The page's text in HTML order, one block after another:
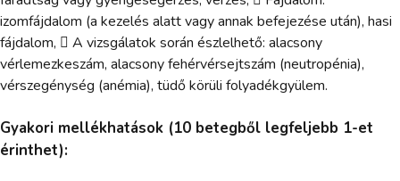
izomfájdalom (a kezelés alatt vagy annak befejezése után), hasi
fájdalom,  A vizsgálatok során észlelhető: alacsony
vérlemezkeszám, alacsony fehérvérsejtszám (neutropénia),
vérszegénység (anémia), tüdő körüli folyadékgyülem.
Gyakori mellékhatások (10 betegből legfeljebb 1-et
érinthet):